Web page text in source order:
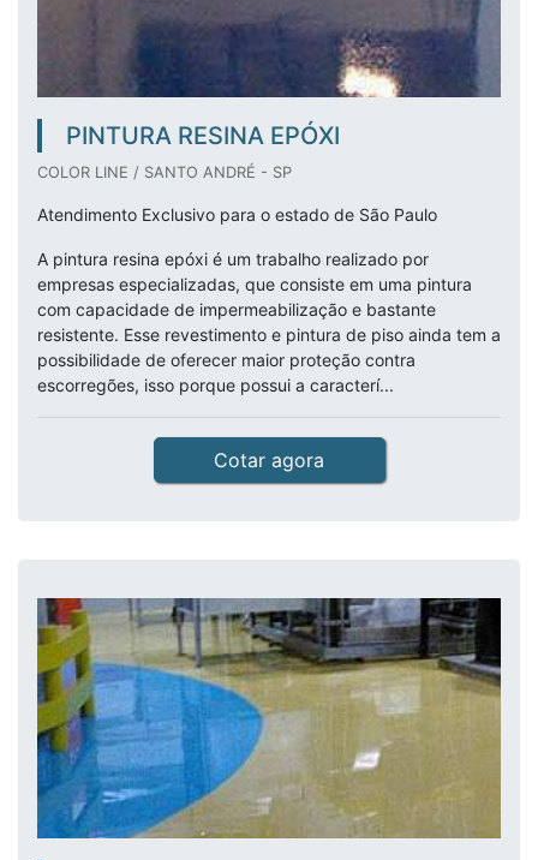
PINTURA RESINA EPÓXI
COLOR LINE / SANTO ANDRÉ - SP
Atendimento Exclusivo para o estado de São Paulo
A pintura resina epóxi é um trabalho realizado por
empresas especializadas, que consiste em uma pintura
com capacidade de impermeabilização e bastante
resistente. Esse revestimento e pintura de piso ainda tem a
possibilidade de oferecer maior proteção contra
escorregões, isso porque possui a caracterí...
Cotar agora